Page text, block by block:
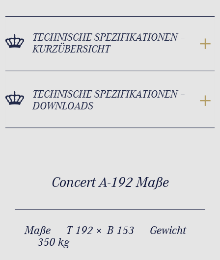
TECHNISCHE SPEZIFIKATIONEN –
KURZÜBERSICHT
TECHNISCHE SPEZIFIKATIONEN –
DOWNLOADS
Concert A-192 Maße
Maße T 192 × B 153
Gewicht
350 kg